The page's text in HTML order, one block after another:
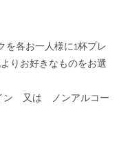
を各お一人様に1杯プレ
りお好きなものをお選
ン 又は ノンアルコー